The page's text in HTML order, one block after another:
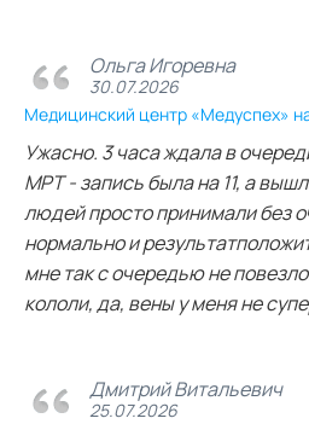
Ольга Игоревна
30.07.2026
Медицинский центр «Медуспех»
Ужасно. 3 часа ждала в
МРТ - запись была на 11, а
людей просто принимали без
нормально и
мне так с очередью не
кололи, да, вены у меня не
Дмитрий Витальевич
25.07.2026